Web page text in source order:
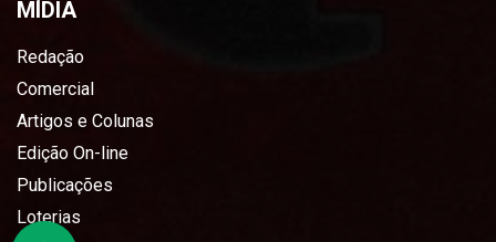
MÍDIA
Redação
Comercial
Artigos e Colunas
Edição On-line
Publicações
Loterias